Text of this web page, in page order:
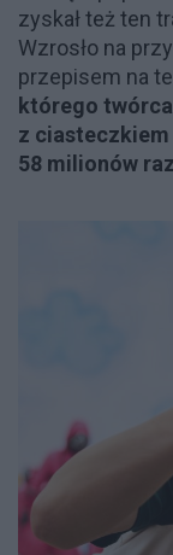
zyskał też ten
Wzrosło na
przepisem na
którego
z ciasteczkiem
58 milionów